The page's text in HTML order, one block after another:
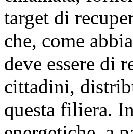
target di
che, come
deve essere di
cittadini,
questa filiera.